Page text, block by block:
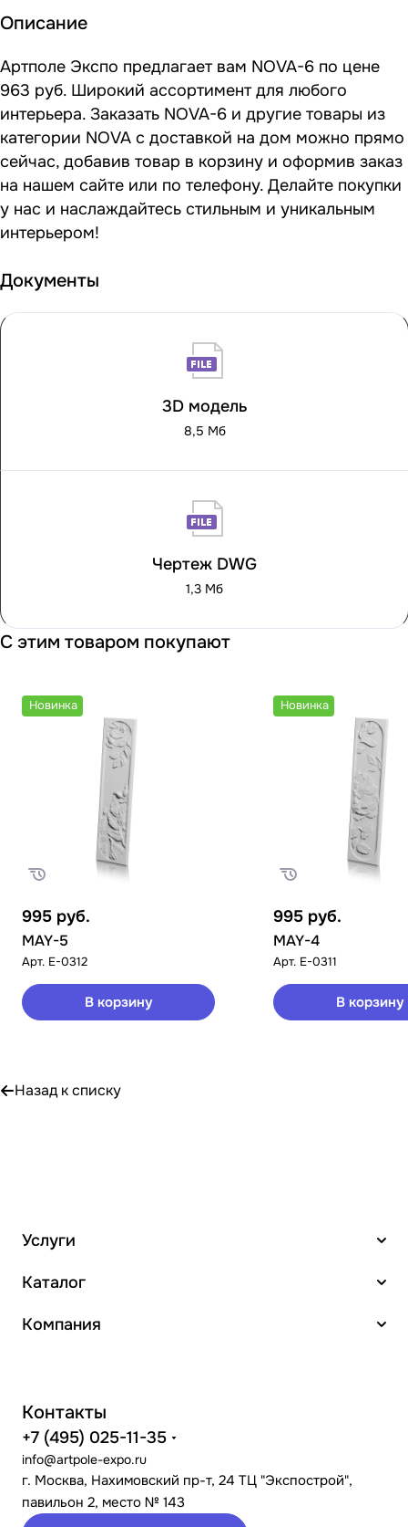
Описание
Артполе Экспо предлагает вам NOVA-6 по цене
963 руб. Широкий ассортимент для любого
интерьера. Заказать NOVA-6 и другие товары из
категории NOVA с доставкой на дом можно прямо
сейчас, добавив товар в корзину и оформив заказ
на нашем сайте или по телефону. Делайте покупки
у нас и наслаждайтесь стильным и уникальным
интерьером!
Документы
3D модель
8,5 Мб
Чертеж DWG
1,3 Мб
С этим товаром покупают
Новинка
995 руб.
MAY-5
Арт. E-0312
В корзину
Новинка
995 руб.
MAY-4
Арт. E-0311
В корзину
Назад к списку
Услуги
Каталог
Компания
Контакты
+7 (495) 025-11-35
info@artpole-expo.ru
г. Москва, Нахимовский пр-т, 24 ТЦ "Экспострой",
павильон 2, место № 143